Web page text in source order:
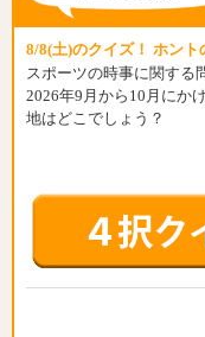
8/8(土)のクイズ！ ホント
スポーツの時事に関する
2026年9月から10月にか
地はどこでしょう？